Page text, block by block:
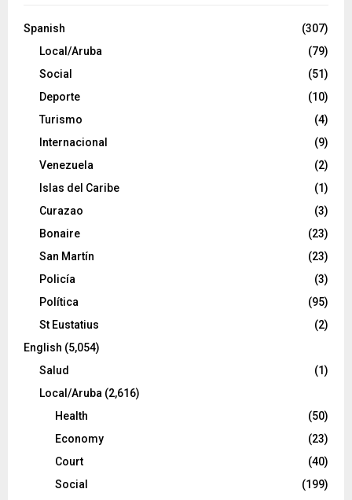
Spanish
(307)
Local/Aruba
(79)
Social
(51)
Deporte
(10)
Turismo
(4)
Internacional
(9)
Venezuela
(2)
Islas del Caribe
(1)
Curazao
(3)
Bonaire
(23)
San Martín
(23)
Policía
(3)
Política
(95)
St Eustatius
(2)
English (5,054)
Salud
(1)
Local/Aruba (2,616)
Health
(50)
Economy
(23)
Court
(40)
Social
(199)